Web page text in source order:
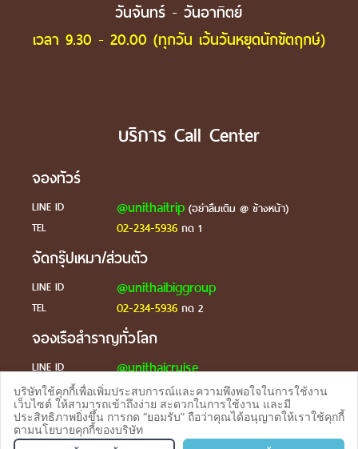
จองทัวร TEL
วันจันทร์ - วันอาทิตย์
เวลา 9.30 - 20.00 (ทุกวัน เว้นวันหยุดนักขัตฤกษ์)
บริการ Call Center
จองทัวร์
LINE ID @unithaitrip(อย่าลืมเติม @ ข้างหน้า)
TEL
02-234-5936กด 1
จัดกรุ๊ปเหมา/ส่วนตัว
LINE ID @unithaibiggroup
TEL 02-234-5936กด 2
จองเรือสำราญทั่วโลก
LINE ID @unithaicruise
ร้องเรียน
LINE ID @unithaicare
บริษัทใช้คุกกี้เพื่อเพิ่มประสบการณ์และความพึงพอใจในการใช้งาน
เว็บไซต์ ให้สามารถเข้าถึงง่าย สะดวกในการใช้งาน และมี
ประสิทธิภาพยิ่งขึ้น การกด “ยอมรับ” ถือว่าคุณได้อนุญาตให้เราใช้คุกกี้
ตามนโยบายคุกกี้ของบริษัท